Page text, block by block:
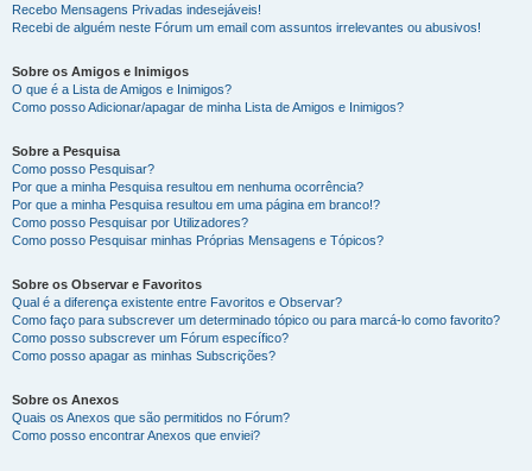
Recebo Mensagens Privadas indesejáveis!
Recebi de alguém neste Fórum um email com assuntos irrelevantes ou abusivos!
Sobre os Amigos e Inimigos
O que é a Lista de Amigos e Inimigos?
Como posso Adicionar/apagar de minha Lista de Amigos e Inimigos?
Sobre a Pesquisa
Como posso Pesquisar?
Por que a minha Pesquisa resultou em nenhuma ocorrência?
Por que a minha Pesquisa resultou em uma página em branco!?
Como posso Pesquisar por Utilizadores?
Como posso Pesquisar minhas Próprias Mensagens e Tópicos?
Sobre os Observar e Favoritos
Qual é a diferença existente entre Favoritos e Observar?
Como faço para subscrever um determinado tópico ou para marcá-lo como favorito?
Como posso subscrever um Fórum específico?
Como posso apagar as minhas Subscrições?
Sobre os Anexos
Quais os Anexos que são permitidos no Fórum?
Como posso encontrar Anexos que enviei?